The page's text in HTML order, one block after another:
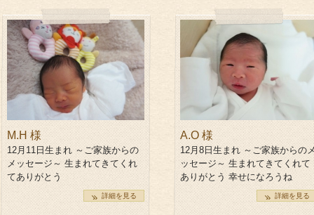
M.H 様
12月11日生まれ ～ご家族からの
メッセージ～ 生まれてきてくれ
てありがとう
詳細を見る
A.O 様
12月8日生まれ ～ご家族からの
ッセージ～ 生まれてきてくれて
ありがとう 幸せになろうね
詳細を見る